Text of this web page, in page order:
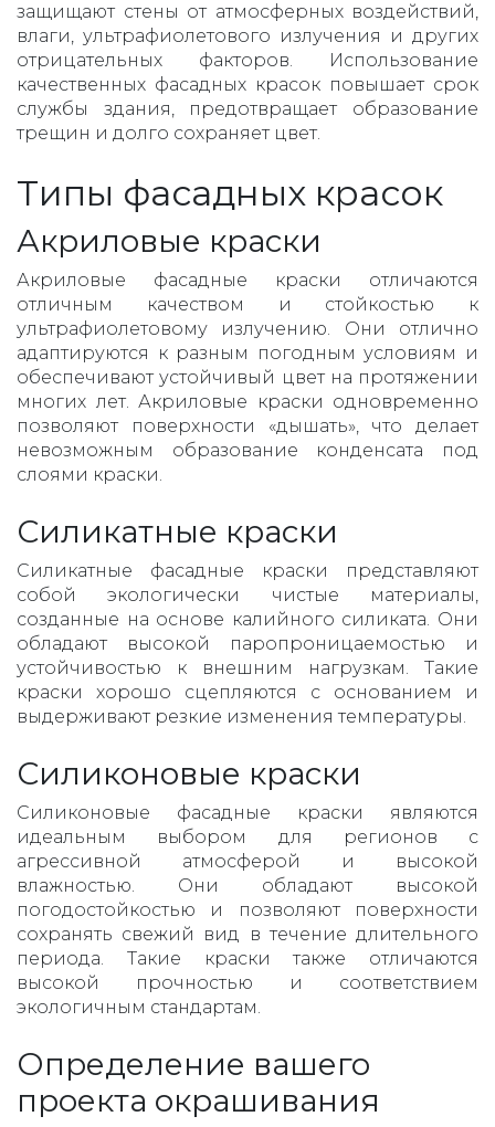
защищают стены от атмосферных воздействий,
влаги, ультрафиолетового излучения и других
отрицательных факторов. Использование
качественных фасадных красок повышает срок
службы здания, предотвращает образование
трещин и долго сохраняет цвет.
Типы фасадных красок
Акриловые краски
Акриловые фасадные краски отличаются
отличным качеством и стойкостью к
ультрафиолетовому излучению. Они отлично
адаптируются к разным погодным условиям и
обеспечивают устойчивый цвет на протяжении
многих лет. Акриловые краски одновременно
позволяют поверхности «дышать», что делает
невозможным образование конденсата под
слоями краски.
Силикатные краски
Силикатные фасадные краски представляют
собой экологически чистые материалы,
созданные на основе калийного силиката. Они
обладают высокой паропроницаемостью и
устойчивостью к внешним нагрузкам. Такие
краски хорошо сцепляются с основанием и
выдерживают резкие изменения температуры.
Силиконовые краски
Силиконовые фасадные краски являются
идеальным выбором для регионов с
агрессивной атмосферой и высокой
влажностью. Они обладают высокой
погодостойкостью и позволяют поверхности
сохранять свежий вид в течение длительного
периода. Такие краски также отличаются
высокой прочностью и соответствием
экологичным стандартам.
Определение вашего
проекта окрашивания